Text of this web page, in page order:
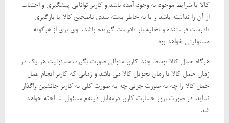
کالا یا شرایط موجود به وجود آمده باشد و کاربر توانایی پیشگیری و اجتناب
از آن را نداشته باشد و یا به خاطر بسته بندی ناصحیح کالا یا بارگیری
نادرست فرستنده و تخلیه بار نادرست گیرنده باشد، وی بری از هرگونه
مسئولیتی خواهد بود.
هرگاه حمل کالا توسط چند کاربر متوالی صورت بگیرد، مسئولیت هر یک در
زمان حمل کالا تا زمان تحویل کالا می باشد و زمانی که کاربر انجام عمل
حمل کالا را چه به صورت جزئی چه به صورت کلی به کاربر جانشین واگذار
نماید، در صورت بروز خسارت کاربر درمقابل ذینفع مسئول شناخته خواهد
شد.